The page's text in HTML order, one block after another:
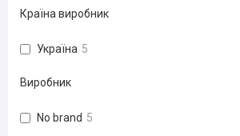
Країна виробник
Україна 5
Виробник
No brand 5